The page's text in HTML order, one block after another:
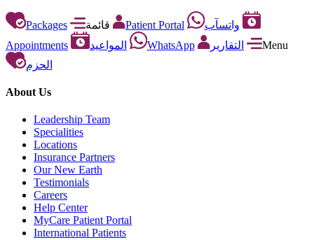
Packages Patient Portal
واتسآب
Appointments
المواعيد WhatsApp التقارير
Menu
الحزم
About Us
Leadership Team
Specialities
Locations
Insurance Partners
Our New Earth
Testimonials
Careers
Help Center
MyCare Patient Portal
International Patients